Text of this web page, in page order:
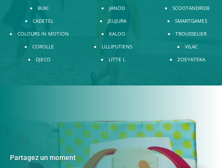
BUKI
CADETEL
COLOURS IN MOTION
COROLLE
DJECO
JANOD
JEUJURA
KALOO
LILLIPUTIENS
LITTE L
SCOOTANDRIDE
SMARTGAMES
TROUSSELIER
VILAC
ZOEYATEKA
Partagez un moment